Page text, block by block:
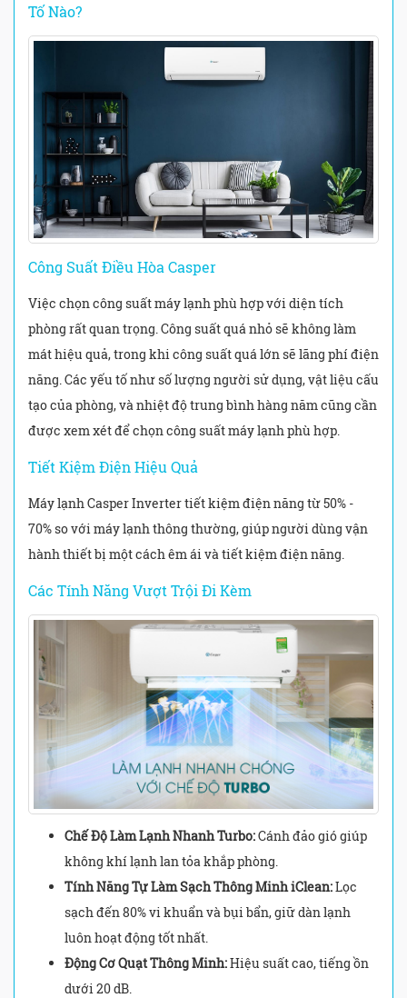
Tố Nào?
Công Suất Điều Hòa Casper
Việc chọn công suất máy lạnh phù hợp với diện tích
phòng rất quan trọng. Công suất quá nhỏ sẽ không làm
mát hiệu quả, trong khi công suất quá lớn sẽ lãng phí điện
năng. Các yếu tố như số lượng người sử dụng, vật liệu cấu
tạo của phòng, và nhiệt độ trung bình hàng năm cũng cần
được xem xét để chọn công suất máy lạnh phù hợp.
Tiết Kiệm Điện Hiệu Quả
Máy lạnh Casper Inverter tiết kiệm điện năng từ 50% -
70% so với máy lạnh thông thường, giúp người dùng vận
hành thiết bị một cách êm ái và tiết kiệm điện năng.
Các Tính Năng Vượt Trội Đi Kèm
Chế Độ Làm Lạnh Nhanh Turbo:Cánh đảo gió giúp
không khí lạnh lan tỏa khắp phòng.
Tính Năng Tự Làm Sạch Thông Minh iClean:Lọc
sạch đến 80% vi khuẩn và bụi bẩn, giữ dàn lạnh
luôn hoạt động tốt nhất.
Động Cơ Quạt Thông Minh:Hiệu suất cao, tiếng ồn
dưới 20 dB.